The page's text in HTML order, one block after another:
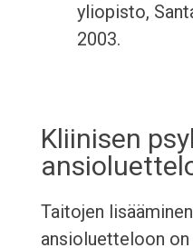
yliopisto,
2003.
Kliinisen
Taitojen
ansioluetteloon